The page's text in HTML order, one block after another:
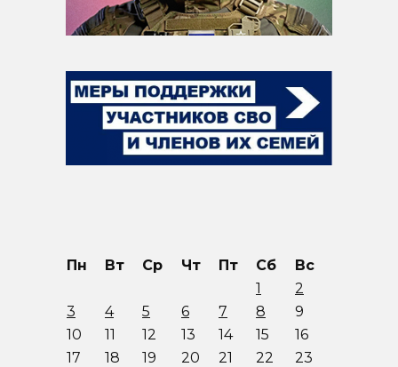
Пн Вт Ср Чт Пт Сб
Вс
1
2
3
4 5 6 7 8
9
10
11 12 13 14 15
16
17
18 19 20 21 22
23